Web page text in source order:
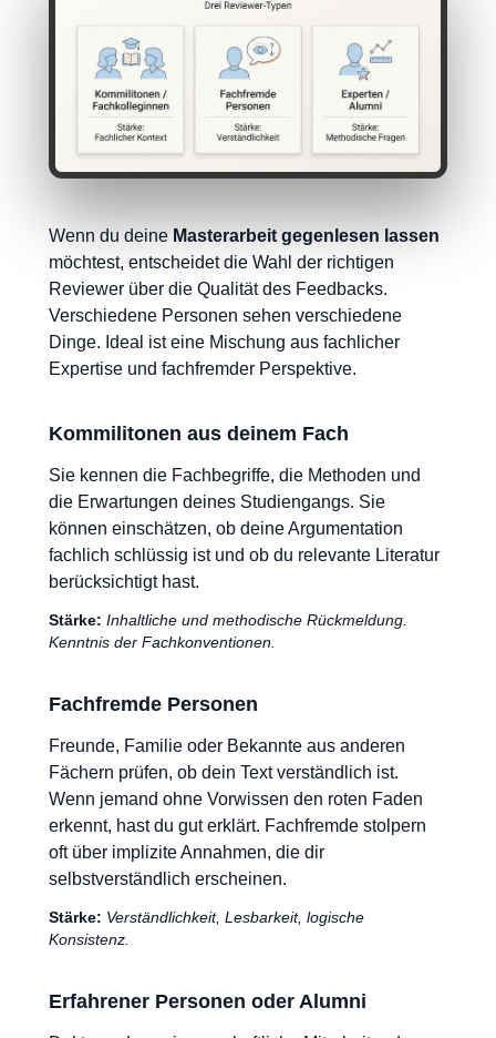
Wenn du deine Masterarbeit gegenlesen lassen
möchtest, entscheidet die Wahl der richtigen
Reviewer über die Qualität des Feedbacks.
Verschiedene Personen sehen verschiedene
Dinge. Ideal ist eine Mischung aus fachlicher
Expertise und fachfremder Perspektive.
Kommilitonen aus deinem Fach
Sie kennen die Fachbegriffe, die Methoden und
die Erwartungen deines Studiengangs. Sie
können einschätzen, ob deine Argumentation
fachlich schlüssig ist und ob du relevante Literatur
berücksichtigt hast.
Stärke: Inhaltliche und methodische Rückmeldung.
Kenntnis der Fachkonventionen.
Fachfremde Personen
Freunde, Familie oder Bekannte aus anderen
Fächern prüfen, ob dein Text verständlich ist.
Wenn jemand ohne Vorwissen den roten Faden
erkennt, hast du gut erklärt. Fachfremde stolpern
oft über implizite Annahmen, die dir
selbstverständlich erscheinen.
Stärke: Verständlichkeit, Lesbarkeit, logische
Konsistenz.
Erfahrener Personen oder Alumni